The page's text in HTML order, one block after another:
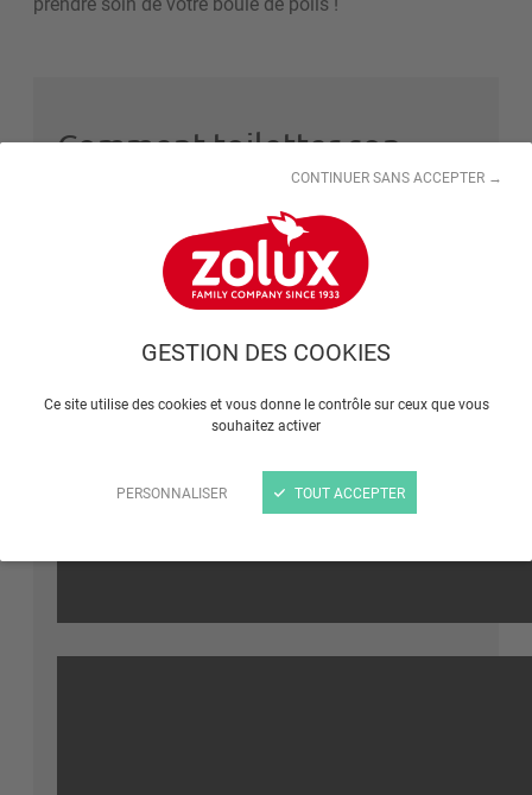
GESTION DES COOKIES
Ce site utilise des cookies et vous donne le contrôle sur ceux que vous
souhaitez activer
PERSONNALISER
CONTINUER SANS ACCEPTER →
TOUT ACCEPTER
Comment toiletter son
YouTube est désactivé.
Comment toiletter son